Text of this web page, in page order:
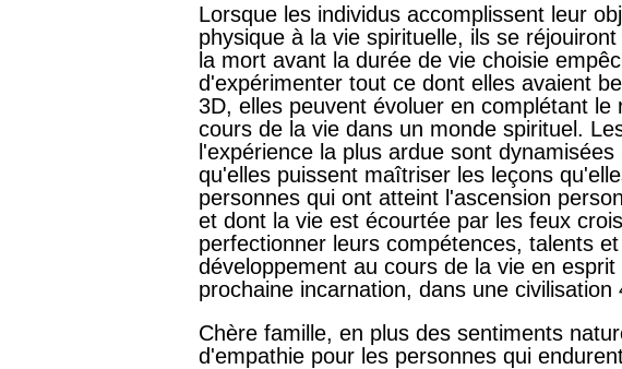
Lorsque les individus accomplissent leur
physique à la vie spirituelle, ils se
la mort avant la durée de vie choisie
d'expérimenter tout ce dont elles avaient
3D, elles peuvent évoluer en complétant le
cours de la vie dans un monde spirituel.
l'expérience la plus ardue sont
qu'elles puissent maîtriser les leçons
personnes qui ont atteint l'ascension
et dont la vie est écourtée par les feux
perfectionner leurs compétences, talents
développement au cours de la vie en
prochaine incarnation, dans une civilisation
Chère famille, en plus des sentiments
d'empathie pour les personnes qui